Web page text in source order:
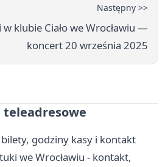
Następny >>
klubie Ciało we Wrocławiu —
koncert 20 września 2025
teleadresowe
bilety, godziny kasy i kontakt
we Wrocławiu - kontakt,